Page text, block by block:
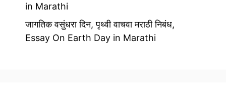
in Marathi
जागतिक वसुंधरा दिन, पृथ्वी वाचवा मराठी निबंध,
Essay On Earth Day in Marathi